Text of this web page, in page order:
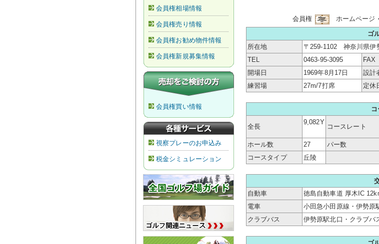
会員権相場情報
会員権売り情報
会員権お勧め物件情報
会員権新規募集情報
会員権買い情報
視察プレーのお申込み
税金シミュレーション
会員権 ホームページ
ゴ
所在地
〒259-1102 神奈川県伊
TEL
0463-95-3095 FAX
開場日
1969年8月17日 設計
練習場
27m/7打席 定休
全長
9,082Y
コースレート
ホール数
27 パー数
コースタイプ
丘陵
自動車
徳島自動車道 厚木IC
電車
小田急小田原線・伊勢原
クラブバス
伊勢原駅北口・クラブバ